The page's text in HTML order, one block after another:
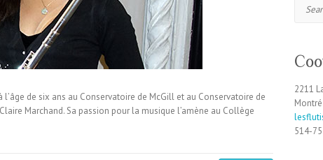
de six ans au Conservatoire de McGill et au Conservatoire de
Marchand. Sa passion pour la musique l’amène au Collège
2211
514-